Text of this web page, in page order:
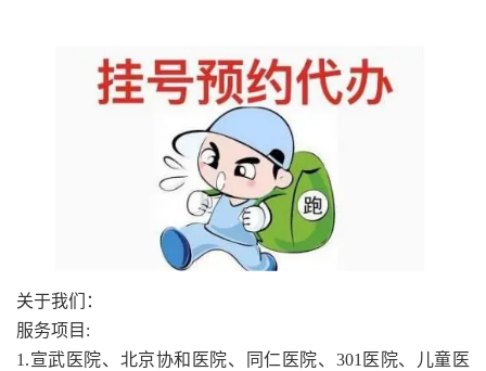
关于我们：
服务项目:
1.宣武医院、北京协和医院、同仁医院、301医院、儿童医